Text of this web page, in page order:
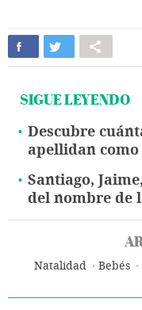
SIGUE LEYENDO
Descubre
apellidan
Santiago,
del nombre de
Natalidad Bebés